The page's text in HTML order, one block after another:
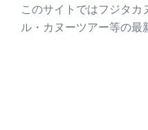
このサイトではフジタ
ル・カヌーツアー等の最